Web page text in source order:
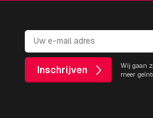
Inschrijven
Wij gaan
meer